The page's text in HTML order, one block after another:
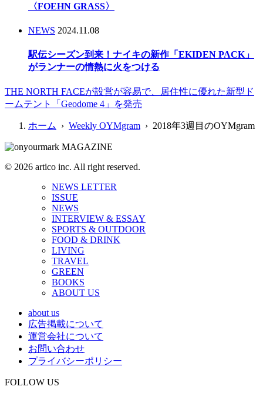
〈FOEHN GRASS〉
NEWS 2024.11.08
駅伝シーズン到来！ナイキの新作「EKIDEN PACK」
がランナーの情熱に火をつける
THE NORTH FACEが設営が容易で、居住性に優れた新型ド
ームテント「Geodome 4」を発売
ホーム › Weekly OYMgram › 2018年3週目のOYMgram
© 2026 artico inc. All right reserved.
NEWS LETTER
ISSUE
NEWS
INTERVIEW & ESSAY
SPORTS & OUTDOOR
FOOD & DRINK
LIVING
TRAVEL
GREEN
BOOKS
ABOUT US
about us
広告掲載について
運営会社について
お問い合わせ
プライバシーポリシー
FOLLOW US